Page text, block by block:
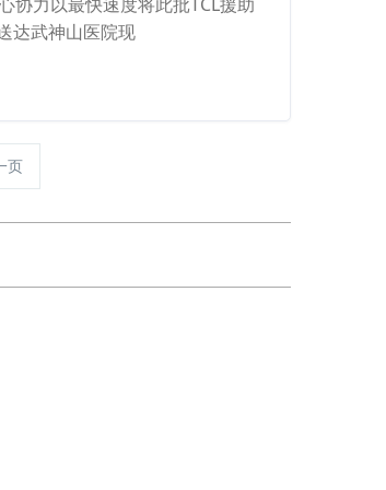
达武神山医院现
页